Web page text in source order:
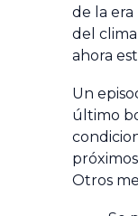
de la
del
ahora
Un
último
Otros